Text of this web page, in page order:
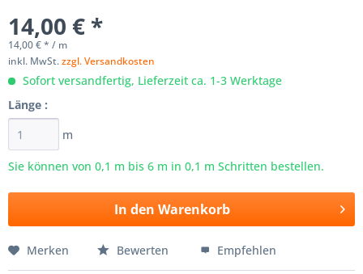
14,00 € *
14,00 € * / m
inkl. MwSt.zzgl. Versandkosten
Sofort versandfertig, Lieferzeit ca. 1-3 Werktage
Länge :
m
Sie können von 0,1 m bis 6 m in 0,1 m Schritten bestellen.
In den Warenkorb
Merken Bewerten Empfehlen